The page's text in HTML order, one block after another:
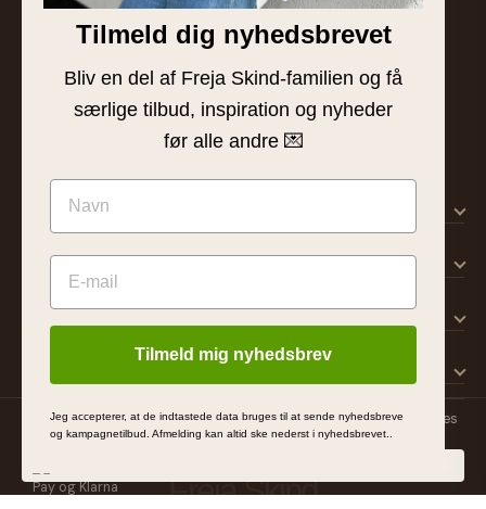
BUTIK & SHOWROOM
Tværgade 8 · 8600 Silkeborg
CVR 12409036
KUNDESERVICE
© 2026 Freja Skind ApSHandelsbetingelserPersondatapolitik Cookies
MADE BY
Freja Skind
Tilmeld dig nyhedsbrevet
Bliv en del af Freja Skind-familien og få
særlige tilbud, inspiration og nyheder
før alle andre 💌
Tilmeld mig nyhedsbrev
Jeg accepterer, at de indtastede data bruges til at sende nyhedsbreve
og kampagnetilbud. Afmelding kan altid ske nederst i nyhedsbrevet..